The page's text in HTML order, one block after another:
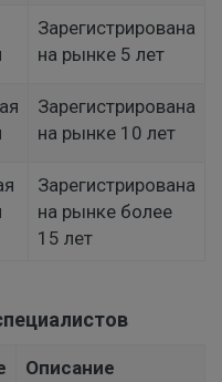
Зарегистрирована
на рынке 5 лет
Зарегистрирована
на рынке 10 лет
Зарегистрирована
на рынке более
15 лет
Описание